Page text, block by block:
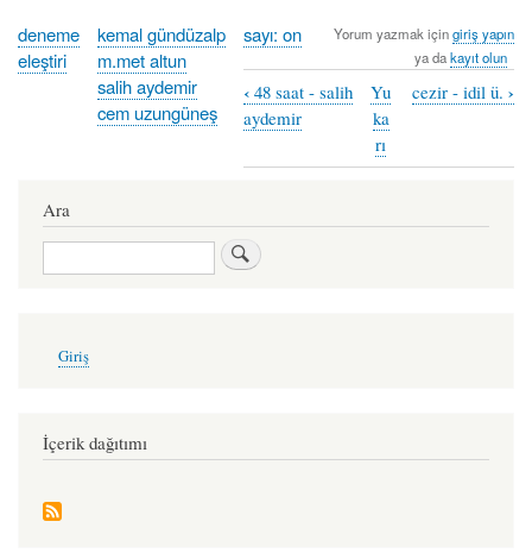
deneme
eleştiri
kemal gündüzalp
m.met altun
salih aydemir
cem uzungüneş
sayı: on Yorum yazmak içingiriş yapın
ya dakayıt olun
for
soruşturma
‹48 saat - salih
aydemir
Yu
ka
rı
cezir - idil ü. ›
Ara
Ara
account
Giriş
İçerik dağıtımı